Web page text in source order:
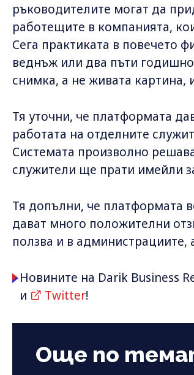
ръководителите могат да
работещите в компанията,
Сега практиката в повечето
веднъж или два пъти
снимка, а не живата картина,
Тя уточни, че платформата
работата на отделните
Системата произволно
служители ще прати имейли
Тя допълни, че платформата
дават много положителни
ползва и в
Новините на Darik Business
и
Twitter!
Още по